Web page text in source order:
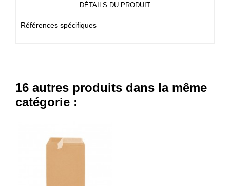
DÉTAILS DU PRODUIT
Références spécifiques
16 autres produits dans la même
catégorie :